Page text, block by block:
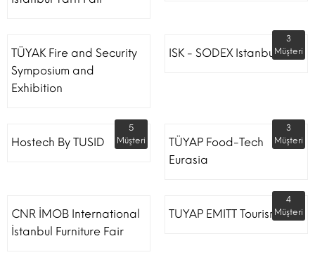
TÜYAK Fire and Security
Symposium and
Exhibition
ISK - SODEX Istanbul
3
Müşteri
Hostech By TUSID
5
Müşteri
TÜYAP Food-Tech
Eurasia
3
Müşteri
CNR İMOB International
İstanbul Furniture Fair
TUYAP EMITT Tourism Fair
4
Müşteri